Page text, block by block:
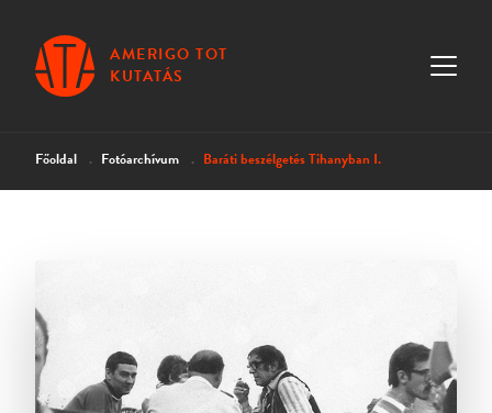
AMERIGO TOT
KUTATÁS
Főoldal Fotóarchívum Baráti beszélgetés Tihanyban I.